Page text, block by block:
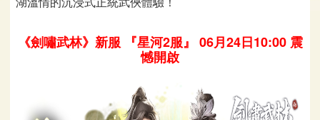
《劍嘯武林》新服 『星河2服』 06月24日10:00 震
憾開啟